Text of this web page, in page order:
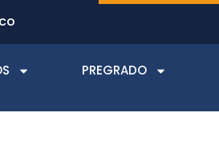
PREGRADO